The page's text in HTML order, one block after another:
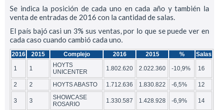
Se indica la posición de cada uno en cada año y también la
venta de entradas de 2016 con la cantidad de salas.
El país bajó casi un 3% sus ventas, por lo que se puede ver en
cada caso cuando cambió cada uno.
2016 2015 Complejo 2016 2015 % Salas
1 1
HOYTS
UNICENTER
1.802.620 2.022.360 -10,9% 16
2 2 HOYTS ABASTO 1.712.636 1.830.822 -6,5% 12
3 3
SHOWCASE
ROSARIO
1.330.587 1.428.928 -6,9% 14